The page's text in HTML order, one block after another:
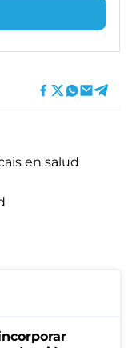
en salud